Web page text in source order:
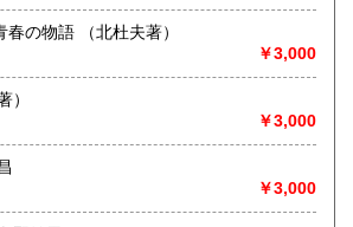
史、社会科学、自然科学、美術工芸、国
古典籍、近代文献、趣味、外国書、サブ
（その他）
幽雲一或る幼年と青春の物語 （北杜夫著）
￥3,000
著）
￥3,000
昌
￥3,000